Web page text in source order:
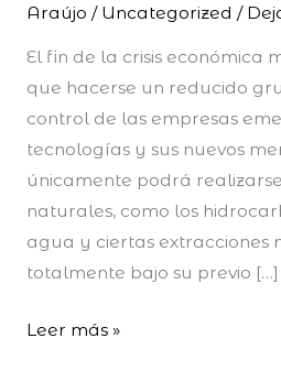
Araújo / Uncategorized /
El fin de la crisis económica
que hacerse un reducido
control de las empresas
tecnologías y sus nuevos
únicamente podrá
naturales, como los
agua y ciertas extracciones
totalmente bajo su previo […]
crisis
Leer más »